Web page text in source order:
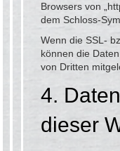
Browsers von
dem Schloss-
Wenn die SSL-
können die
von Dritten
4.
dieser